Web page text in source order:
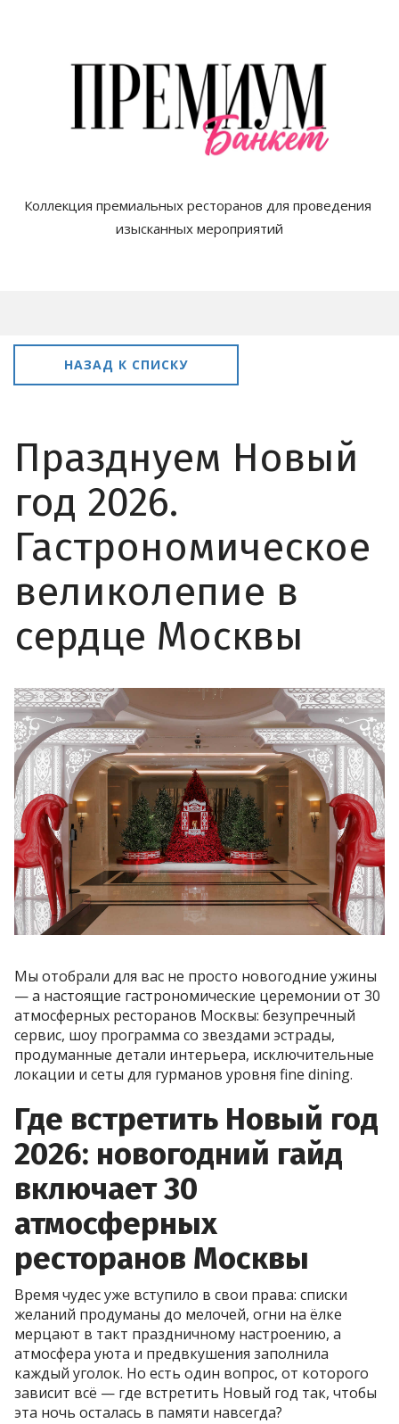
Коллекция премиальных ресторанов для проведения
изысканных мероприятий
НАЗАД К СПИСКУ
Празднуем Новый
год 2026.
Гастрономическое
великолепие в
сердце Москвы
Мы отобрали для вас не просто новогодние ужины
— а настоящие гастрономические церемонии от 30
атмосферных ресторанов Москвы: безупречный
сервис, шоу программа со звездами эстрады,
продуманные детали интерьера, исключительные
локации и сеты для гурманов уровня fine dining.
Где встретить Новый год
2026: новогодний гайд
включает 30
атмосферных
ресторанов Москвы
Время чудес уже вступило в свои права: списки
желаний продуманы до мелочей, огни на ёлке
мерцают в такт праздничному настроению, а
атмосфера уюта и предвкушения заполнила
каждый уголок. Но есть один вопрос, от которого
зависит всё — где встретить Новый год так, чтобы
эта ночь осталась в памяти навсегда?